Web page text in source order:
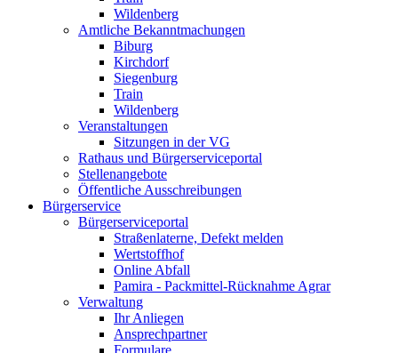
Wildenberg
Amtliche Bekanntmachungen
Biburg
Kirchdorf
Siegenburg
Train
Wildenberg
Veranstaltungen
Sitzungen in der VG
Rathaus und Bürgerserviceportal
Stellenangebote
Öffentliche Ausschreibungen
Bürgerservice
Bürgerserviceportal
Straßenlaterne, Defekt melden
Wertstoffhof
Online Abfall
Pamira - Packmittel-Rücknahme Agrar
Verwaltung
Ihr Anliegen
Ansprechpartner
Formulare